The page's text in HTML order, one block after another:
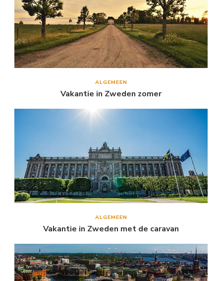
ALGEMEEN
Vakantie in Zweden zomer
ALGEMEEN
Vakantie in Zweden met de caravan